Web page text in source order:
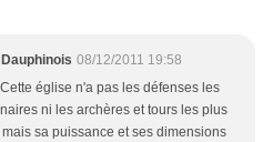
08/12/2011 19:58
église n'a pas les défenses les
ni les archères et tours les plus
sa puissance et ses dimensions